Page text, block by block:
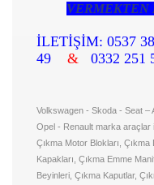
VERMEKTEN
İLETİŞİM: 0537
49 & 0332 251
Volkswagen - Skoda - Seat –
Opel - Renault marka araçlar
Çıkma Motor Blokları,
Kapakları, Çıkma Emme
Beyinleri, Çıkma Kaputlar,